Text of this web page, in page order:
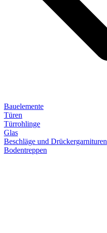
Bauelemente
Türen
Türrohlinge
Glas
Beschläge und Drückergarnituren
Bodentreppen